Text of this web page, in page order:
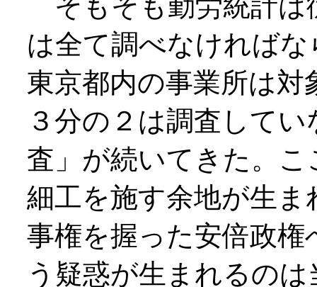
は全て調べなければ
東京都内の事業所は
３分の２は調査して
査」が続いてきた。
細工を施す余地が生
事権を握った安倍政
う疑惑が生まれるの